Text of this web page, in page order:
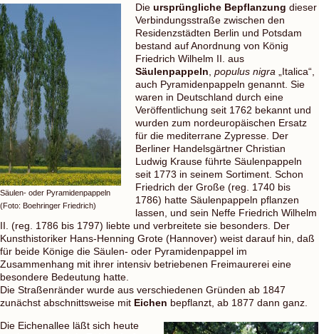
Säulen- oder Pyramidenpappeln
(Foto: Boehringer Friedrich)
Die ursprüngliche Bepflanzung dieser
Verbindungsstraße zwischen den
Residenzstädten Berlin und Potsdam
bestand auf Anordnung von König
Friedrich Wilhelm II. aus
Säulenpappeln populus nigra „Italica“,
auch Pyramidenpappeln genannt. Sie
waren in Deutschland durch eine
Veröffentlichung seit 1762 bekannt und
wurden zum nordeuropäischen Ersatz
für die mediterrane Zypresse. Der
Berliner Handelsgärtner Christian
Ludwig Krause führte Säulenpappeln
seit 1773 in seinem Sortiment. Schon
Friedrich der Große (reg. 1740 bis
1786) hatte Säulenpappeln pflanzen
lassen, und sein Neffe Friedrich Wilhelm
II. (reg. 1786 bis 1797) liebte und verbreitete sie besonders. Der
Kunsthistoriker Hans-Henning Grote (Hannover) weist darauf hin, daß
für beide Könige die Säulen- oder Pyramidenpappel im
Zusammenhang mit ihrer intensiv betriebenen Freimaurerei eine
besondere Bedeutung hatte.
Die Straßenränder wurde aus verschiedenen Gründen ab 1847
zunächst abschnittsweise mit Eichen bepflanzt, ab 1877 dann ganz.
Die Eichenallee läßt sich heute